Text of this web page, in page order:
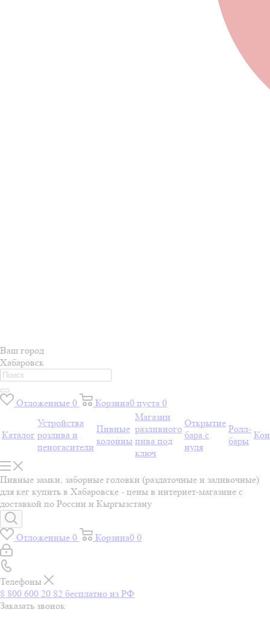
Ваш город
Хабаровск
Отложенные 0 Корзина0 пуста 0
Каталог
Устройства
розлива и
пеногасители
Пивные
колонны
Магазин
разливного
пива под
ключ
Открытие
бара с
нуля
Ролл-
бары
Пивные замки, заборные головки (раздаточные и заливочные)
для кег купить в Хабаровске - цены в интернет-магазине с
доставкой по России и Кыргызстану
Отложенные 0 Корзина0 0
Телефоны
8 800 600 20 82 бесплатно из РФ
Заказать звонок